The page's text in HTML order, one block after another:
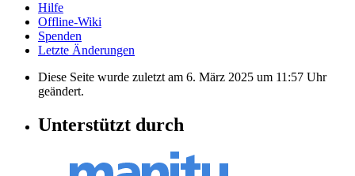
Hilfe
Offline-Wiki
Spenden
Letzte Änderungen
Diese Seite wurde zuletzt am 6. März 2025 um 11:57 Uhr
geändert.
Unterstützt durch